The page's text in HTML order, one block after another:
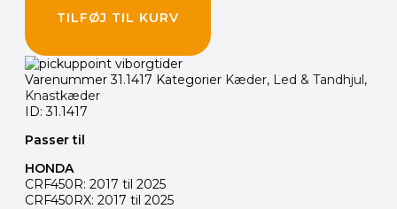
TILFØJ TIL KURV
Varenummer31.1417 Kategorier Kæder, Led & Tandhjul,
Knastkæder
ID: 31.1417
Passer til
HONDA
CRF450R: 2017 til 2025
CRF450RX: 2017 til 2025